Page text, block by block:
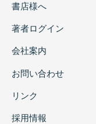
書店様へ
著者ログイン
会社案内
お問い合わせ
リンク
採用情報